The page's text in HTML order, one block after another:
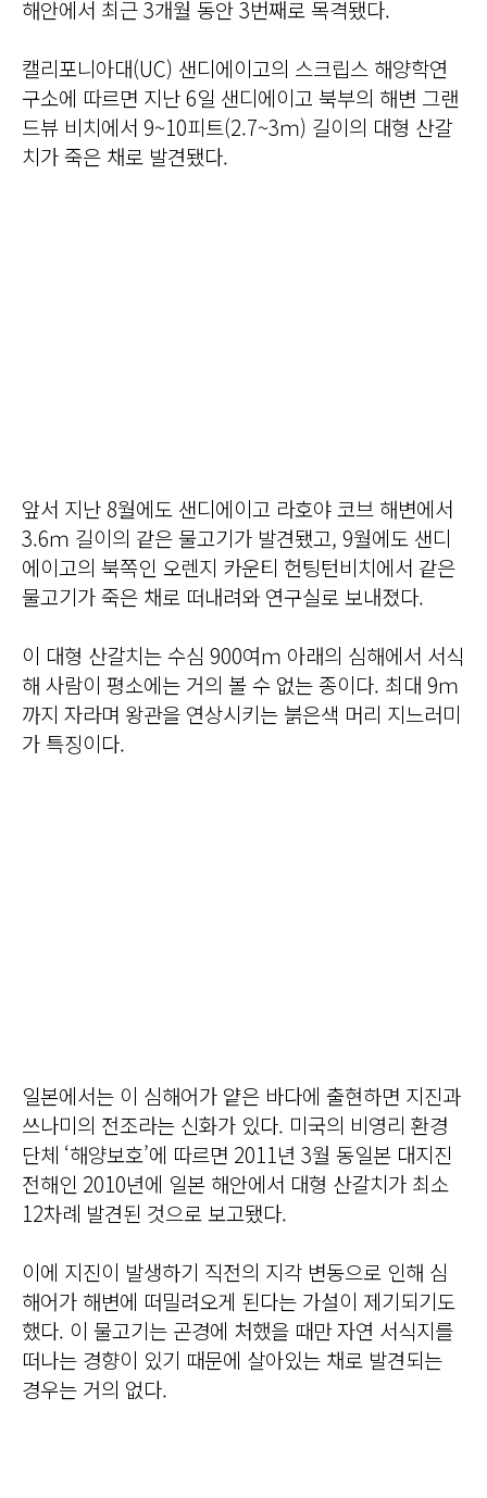
해안에서 최근 3개월 동안 3번째로 목격됐다.
캘리포니아대(UC) 샌디에이고의 스크립스 해양학연
구소에 따르면 지난 6일 샌디에이고 북부의 해변 그랜
드뷰 비치에서 9~10피트(2.7~3ｍ) 길이의 대형 산갈
치가 죽은 채로 발견됐다.
앞서 지난 8월에도 샌디에이고 라호야 코브 해변에서
3.6ｍ 길이의 같은 물고기가 발견됐고, 9월에도 샌디
에이고의 북쪽인 오렌지 카운티 헌팅턴비치에서 같은
물고기가 죽은 채로 떠내려와 연구실로 보내졌다.
이 대형 산갈치는 수심 900여ｍ 아래의 심해에서 서식
해 사람이 평소에는 거의 볼 수 없는 종이다. 최대 9ｍ
까지 자라며 왕관을 연상시키는 붉은색 머리 지느러미
가 특징이다.
일본에서는 이 심해어가 얕은 바다에 출현하면 지진과
쓰나미의 전조라는 신화가 있다. 미국의 비영리 환경
단체 ‘해양보호’에 따르면 2011년 3월 동일본 대지진
전해인 2010년에 일본 해안에서 대형 산갈치가 최소
12차례 발견된 것으로 보고됐다.
이에 지진이 발생하기 직전의 지각 변동으로 인해 심
해어가 해변에 떠밀려오게 된다는 가설이 제기되기도
했다. 이 물고기는 곤경에 처했을 때만 자연 서식지를
떠나는 경향이 있기 때문에 살아있는 채로 발견되는
경우는 거의 없다.